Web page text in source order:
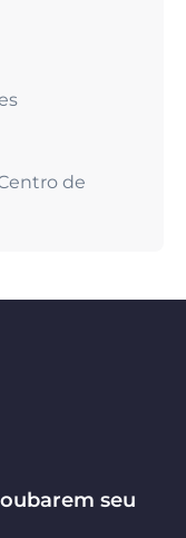
de
seu